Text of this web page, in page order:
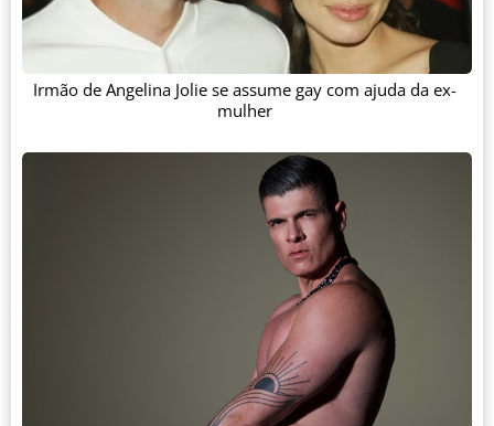
Irmão de Angelina Jolie se assume gay com ajuda da ex-
mulher